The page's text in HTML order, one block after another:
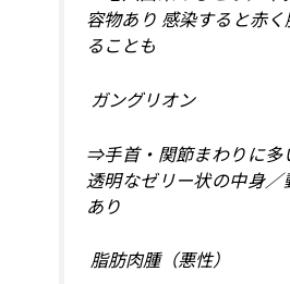
容物あり 感染すると赤
ることも
ガングリオン
⇒手首・関節まわりに多
透明なゼリー状の中身
あり
脂肪肉腫（悪性）